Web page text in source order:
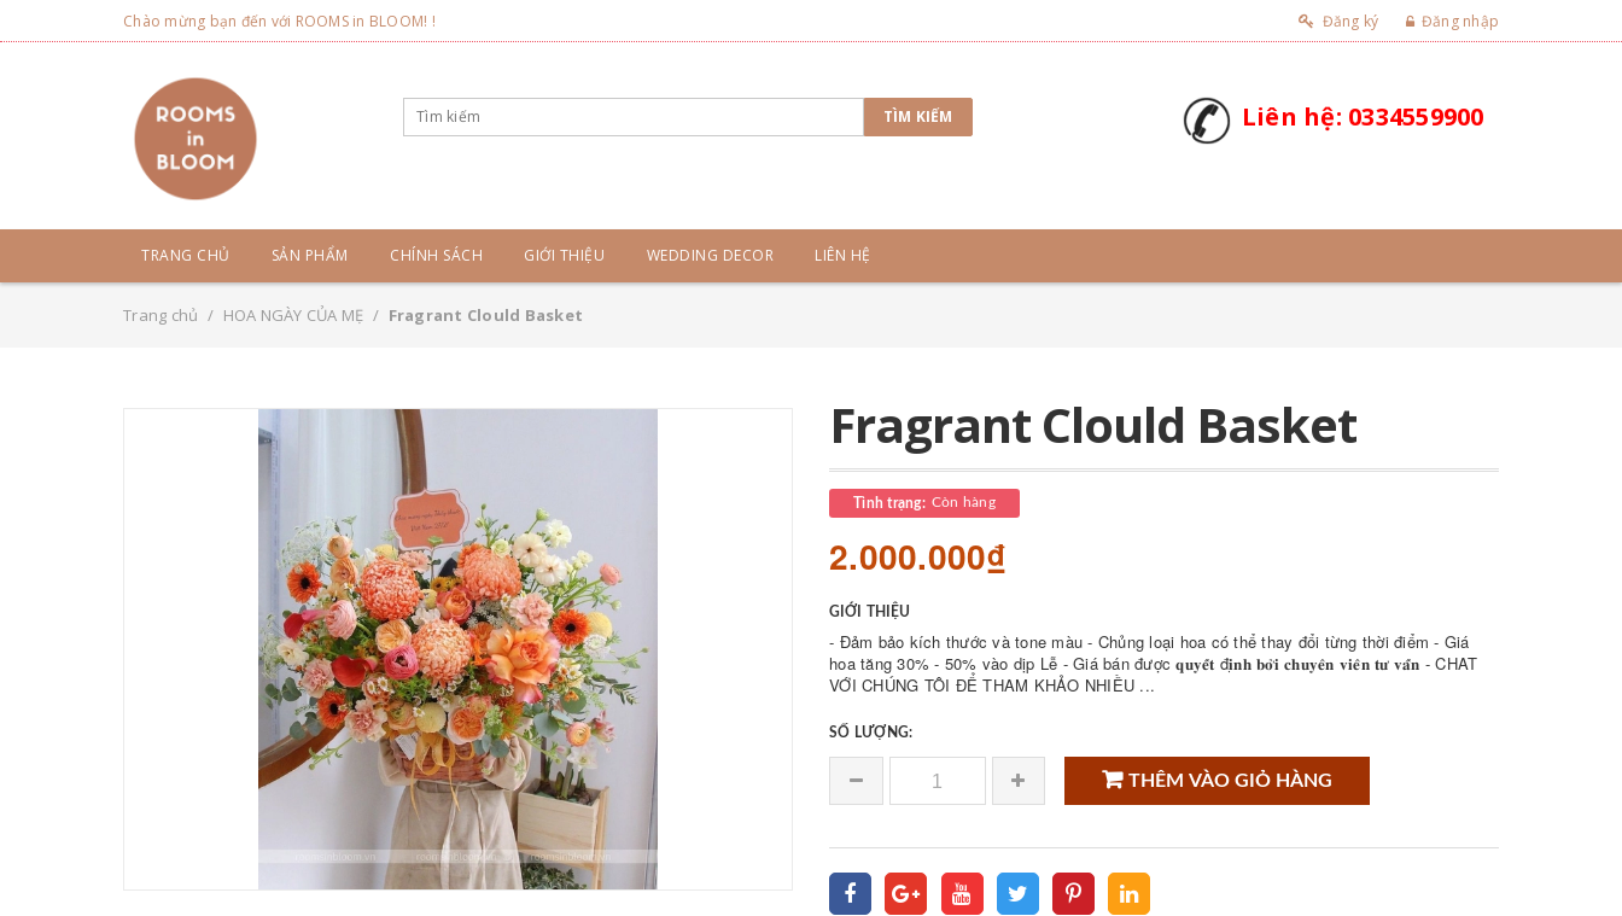
Chào mừng bạn đến với ROOMS in BLOOM! ! Đăng ký Đăng nhập
TÌM KIẾM Liên hệ: 0334559900
TRANG CHỦ SẢN PHẨM CHÍNH SÁCH GIỚI THIỆU WEDDING DECOR LIÊN HỆ
Trang chủ / HOA NGÀY CỦA MẸ / Fragrant Clould Basket
Fragrant Clould Basket
Tình trạng: Còn hàng
2.000.000₫
GIỚI THIỆU
- Đảm bảo kích thước và tone màu - Chủng loại hoa có thể thay đổi từng thời điểm - Giá
hoa tăng 30% - 50% vào dịp Lễ - Giá bán được 𝐪𝐮𝐲𝐞̂́𝐭 đ𝐢̣𝐧𝐡 𝐛𝐨̛̉𝐢 𝐜𝐡𝐮𝐲𝐞̂𝐧 𝐯𝐢𝐞̂𝐧 𝐭𝐮̛ 𝐯𝐚̂́𝐧 - CHAT
VỚI CHÚNG TÔI ĐỂ THAM KHẢO NHIỀU ...
SỐ LƯỢNG:
THÊM VÀO GIỎ HÀNG